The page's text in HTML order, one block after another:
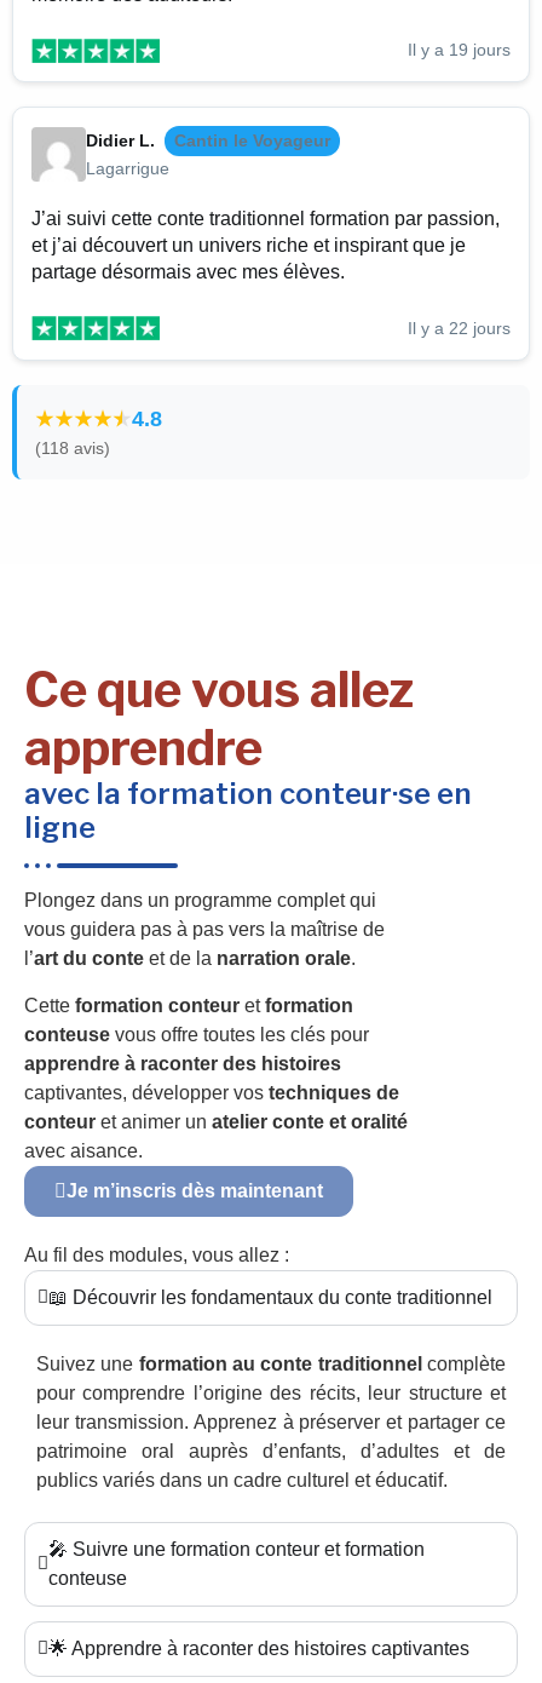
Il y a 19 jours
Didier L.
Cantin le Voyageur
Lagarrigue
J’ai suivi cette conte traditionnel formation par passion,
et j’ai découvert un univers riche et inspirant que je
partage désormais avec mes élèves.
Il y a 22 jours
4.8
(118 avis)
Ce que vous allez
apprendre
avec la formation conteur·se en
ligne
Plongez dans un programme complet qui
vous guidera pas à pas vers la maîtrise de
l’art du conte et de la narration orale.
Cette formation conteur etformation
conteuse vous offre toutes les clés pour
apprendre à raconter des histoires
captivantes, développer vos techniques de
conteur et animer un atelier conte et oralité
avec aisance.
Je m’inscris dès maintenant
Au fil des modules, vous allez :
📖 Découvrir les fondamentaux du conte traditionnel
Suivez une formation au conte traditionnel complète
pour comprendre l’origine des récits, leur structure et
leur transmission. Apprenez à préserver et partager ce
patrimoine oral auprès d’enfants, d’adultes et de
publics variés dans un cadre culturel et éducatif.
🎤 Suivre une formation conteur et formation
conteuse
🌟 Apprendre à raconter des histoires captivantes